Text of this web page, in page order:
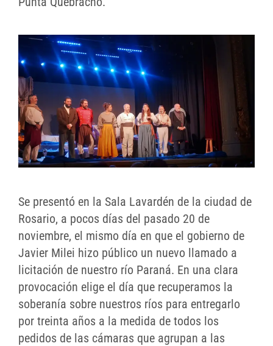
Se presentó en la Sala Lavardén de la ciudad de
Rosario, a pocos días del pasado 20 de
noviembre, el mismo día en que el gobierno de
Javier Milei hizo público un nuevo llamado a
licitación de nuestro río Paraná. En una clara
provocación elige el día que recuperamos la
soberanía sobre nuestros ríos para entregarlo
por treinta años a la medida de todos los
pedidos de las cámaras que agrupan a las